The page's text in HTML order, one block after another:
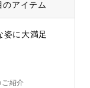
のアイテム
姿に大満足
紹介